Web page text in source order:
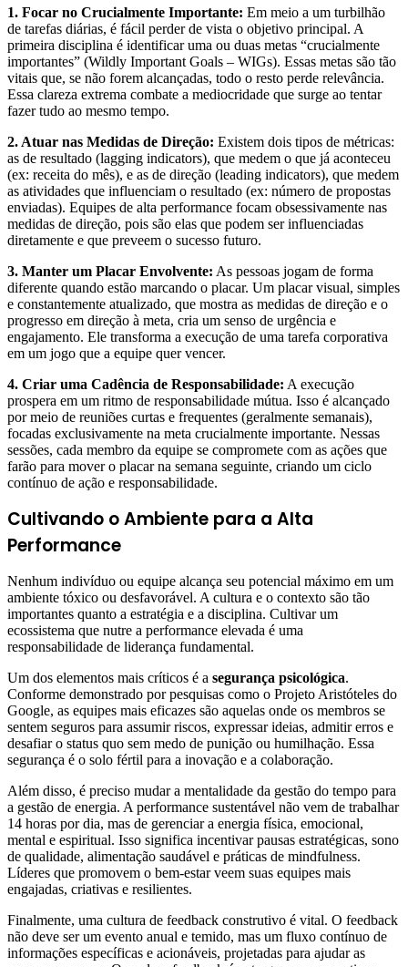
1. Focar no Crucialmente Importante: Em meio a um turbilhão
de tarefas diárias, é fácil perder de vista o objetivo principal. A
primeira disciplina é identificar uma ou duas metas “crucialmente
importantes” (Wildly Important Goals – WIGs). Essas metas são tão
vitais que, se não forem alcançadas, todo o resto perde relevância.
Essa clareza extrema combate a mediocridade que surge ao tentar
fazer tudo ao mesmo tempo.
2. Atuar nas Medidas de Direção: Existem dois tipos de métricas:
as de resultado (lagging indicators), que medem o que já aconteceu
(ex: receita do mês), e as de direção (leading indicators), que medem
as atividades que influenciam o resultado (ex: número de propostas
enviadas). Equipes de alta performance focam obsessivamente nas
medidas de direção, pois são elas que podem ser influenciadas
diretamente e que preveem o sucesso futuro.
3. Manter um Placar Envolvente: As pessoas jogam de forma
diferente quando estão marcando o placar. Um placar visual, simples
e constantemente atualizado, que mostra as medidas de direção e o
progresso em direção à meta, cria um senso de urgência e
engajamento. Ele transforma a execução de uma tarefa corporativa
em um jogo que a equipe quer vencer.
4. Criar uma Cadência de Responsabilidade: A execução
prospera em um ritmo de responsabilidade mútua. Isso é alcançado
por meio de reuniões curtas e frequentes (geralmente semanais),
focadas exclusivamente na meta crucialmente importante. Nessas
sessões, cada membro da equipe se compromete com as ações que
farão para mover o placar na semana seguinte, criando um ciclo
contínuo de ação e responsabilidade.
Cultivando o Ambiente para a Alta
Performance
Nenhum indivíduo ou equipe alcança seu potencial máximo em um
ambiente tóxico ou desfavorável. A cultura e o contexto são tão
importantes quanto a estratégia e a disciplina. Cultivar um
ecossistema que nutre a performance elevada é uma
responsabilidade de liderança fundamental.
Um dos elementos mais críticos é a segurança psicológica.
Conforme demonstrado por pesquisas como o Projeto Aristóteles do
Google, as equipes mais eficazes são aquelas onde os membros se
sentem seguros para assumir riscos, expressar ideias, admitir erros e
desafiar o status quo sem medo de punição ou humilhação. Essa
segurança é o solo fértil para a inovação e a colaboração.
Além disso, é preciso mudar a mentalidade da gestão do tempo para
a gestão de energia. A performance sustentável não vem de trabalhar
14 horas por dia, mas de gerenciar a energia física, emocional,
mental e espiritual. Isso significa incentivar pausas estratégicas, sono
de qualidade, alimentação saudável e práticas de mindfulness.
Líderes que promovem o bem-estar veem suas equipes mais
engajadas, criativas e resilientes.
Finalmente, uma cultura de feedback construtivo é vital. O feedback
não deve ser um evento anual e temido, mas um fluxo contínuo de
informações específicas e acionáveis, projetadas para ajudar as